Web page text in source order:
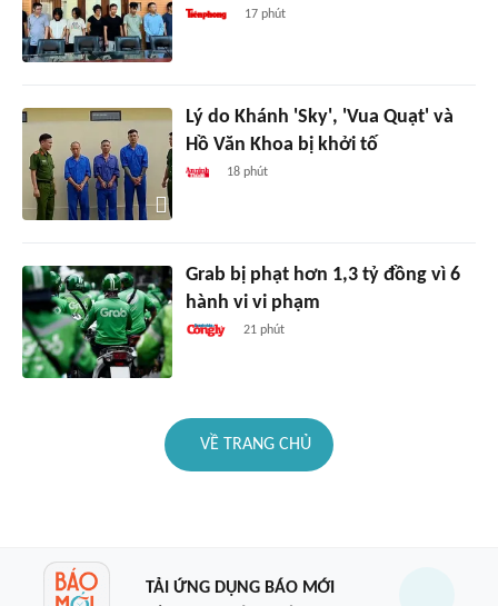
17 phút
Lý do Khánh 'Sky', 'Vua Quạt' và
Hồ Văn Khoa bị khởi tố
18 phút
Grab bị phạt hơn 1,3 tỷ đồng vì 6
hành vi vi phạm
21 phút
VỀ TRANG CHỦ
TẢI ỨNG DỤNG BÁO MỚI